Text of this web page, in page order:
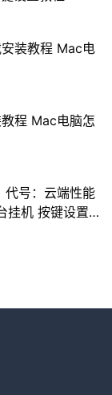
装教程 Mac电
程 Mac电脑怎
代号：云端性能
挂机 按键设置